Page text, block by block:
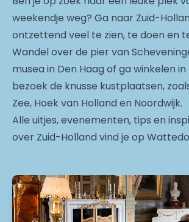
weekendje weg? Ga naar Zuid-
ontzettend veel te zien, te doen en
Wandel over de pier van
musea in Den Haag of ga winkelen
bezoek de knusse kustplaatsen,
Zee, Hoek van Holland en Noordwijk.
Alle uitjes, evenementen, tips en
over Zuid-Holland vind je op